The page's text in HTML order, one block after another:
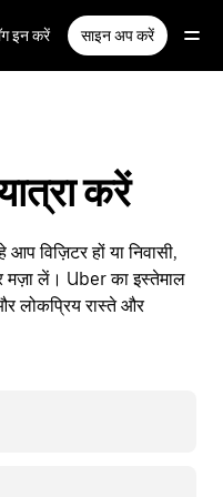
इन करें साइन अप करें
करें
विज़िटर हों या निवासी,
मज़ा लें। Uber का इस्तेमाल
लोकप्रिय रास्ते और